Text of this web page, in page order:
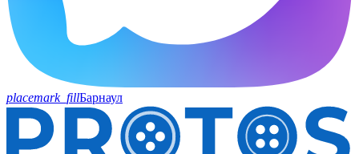
placemark_fillБарнаул